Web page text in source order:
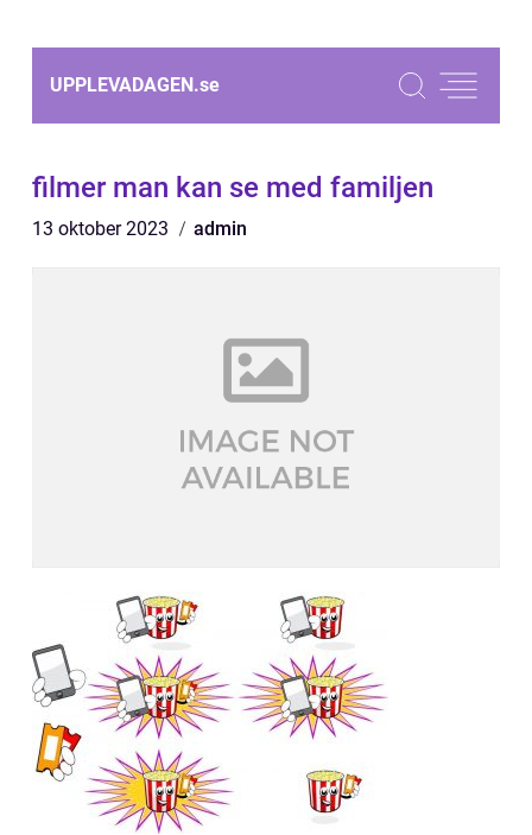
UPPLEVADAGEN.se
filmer man kan se med familjen
13 oktober 2023 admin